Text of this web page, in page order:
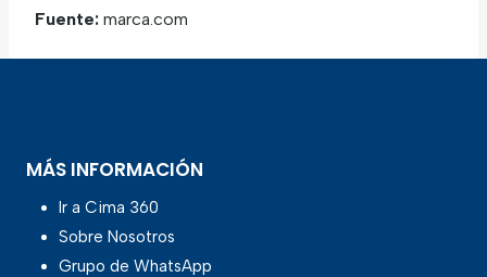
Fuente: marca.com
MÁS INFORMACIÓN
Ir a Cima 360
Sobre Nosotros
Grupo de WhatsApp